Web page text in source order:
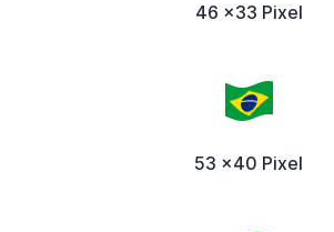
46 x33 Pixel
53 x40 Pixel